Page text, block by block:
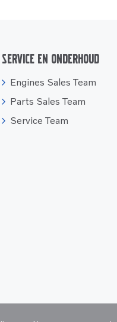
Service en onderhoud
Engines Sales Team
Parts Sales Team
Service Team